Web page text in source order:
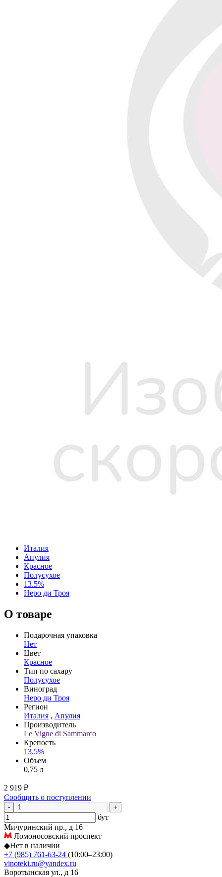
Италия
Апулия
Красное
Полусухое
13.5%
Неро ди Троя
О товаре
Подарочная упаковка
Нет
Цвет
Красное
Тип по сахару
Полусухое
Виноград
Неро ди Троя
Регион
Италия , Апулия
Производитель
Le Vigne di Sammarco
Крепость
13.5%
Объем
0,75 л
2 919 ₽
Сообщить о поступлении
- +
бут
Мичуринский пр., д 16
Ломоносовский проспект
◆Нет в наличии
+7 (985) 761-63-24 (10:00–23:00)
vinoteki.ru@yandex.ru
Воротынская ул., д 16